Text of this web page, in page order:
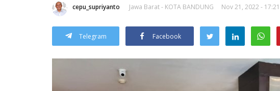
cepu_supriyanto Jawa Barat - KOTA BANDUNG Nov 21, 2022 - 17:21
Telegram Facebook